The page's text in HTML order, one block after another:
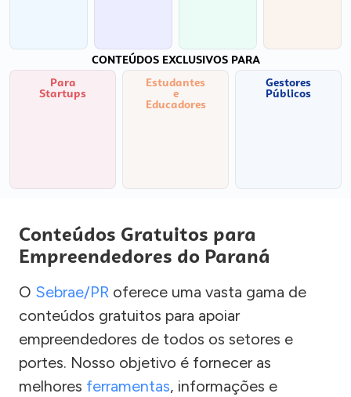
CONTEÚDOS EXCLUSIVOS PARA
Para
Startups
Estudantes
e
Educadores
Gestores
Públicos
Conteúdos Gratuitos para
Empreendedores do Paraná
O Sebrae/PR oferece uma vasta gama de
conteúdos gratuitos para apoiar
empreendedores de todos os setores e
portes. Nosso objetivo é fornecer as
melhores ferramentas, informações e